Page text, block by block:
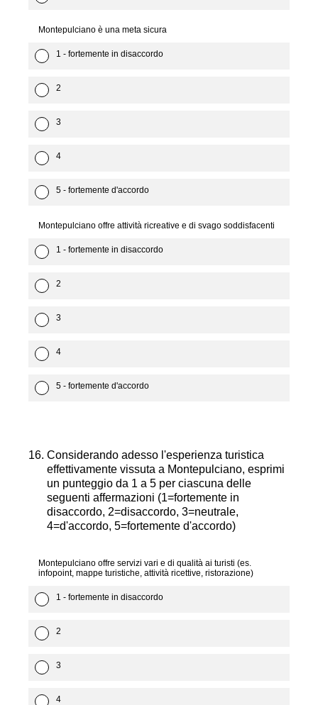
Montepulciano è una meta sicura
1 - fortemente in disaccordo
2
3
4
5 - fortemente d'accordo
Montepulciano offre attività ricreative e di svago soddisfacenti
1 - fortemente in disaccordo
2
3
4
5 - fortemente d'accordo
16. Considerando adesso l'esperienza turistica
effettivamente vissuta a Montepulciano, esprimi
un punteggio da 1 a 5 per ciascuna delle
seguenti affermazioni (1=fortemente in
disaccordo, 2=disaccordo, 3=neutrale,
4=d'accordo, 5=fortemente d'accordo)
Montepulciano offre servizi vari e di qualità ai turisti (es.
infopoint, mappe turistiche, attività ricettive, ristorazione)
1 - fortemente in disaccordo
2
3
4